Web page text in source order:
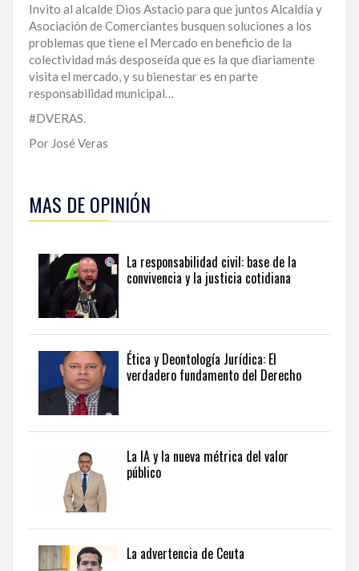
Invito al alcalde Dios Astacio para que juntos Alcaldía y
Asociación de Comerciantes busquen soluciones a los
problemas que tiene el Mercado en beneficio de la
colectividad más desposeída que es la que diariamente
visita el mercado, y su bienestar es en parte
responsabilidad municipal…
#DVERAS.
Por José Veras
MAS DE OPINIÓN
La responsabilidad civil: base de la
convivencia y la justicia cotidiana
Ética y Deontología Jurídica: El
verdadero fundamento del Derecho
La IA y la nueva métrica del valor
público
La advertencia de Ceuta